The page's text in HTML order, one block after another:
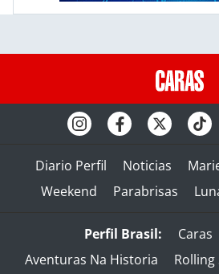
Diario Perfil Noticias
Weekend
Parabrisas
Perfil Brasil: Caras
Aventuras Na Historia
Rolling